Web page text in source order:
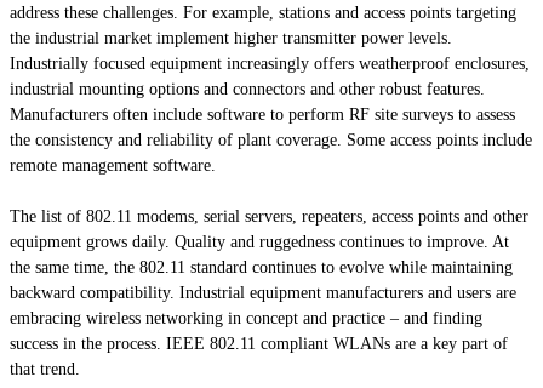
address these challenges. For example, stations and access points targeting
the industrial market implement higher transmitter power levels.
Industrially focused equipment increasingly offers weatherproof enclosures,
industrial mounting options and connectors and other robust features.
Manufacturers often include software to perform RF site surveys to assess
the consistency and reliability of plant coverage. Some access points include
remote management software.
The list of 802.11 modems, serial servers, repeaters, access points and other
equipment grows daily. Quality and ruggedness continues to improve. At
the same time, the 802.11 standard continues to evolve while maintaining
backward compatibility. Industrial equipment manufacturers and users are
embracing wireless networking in concept and practice – and finding
success in the process. IEEE 802.11 compliant WLANs are a key part of
that trend.